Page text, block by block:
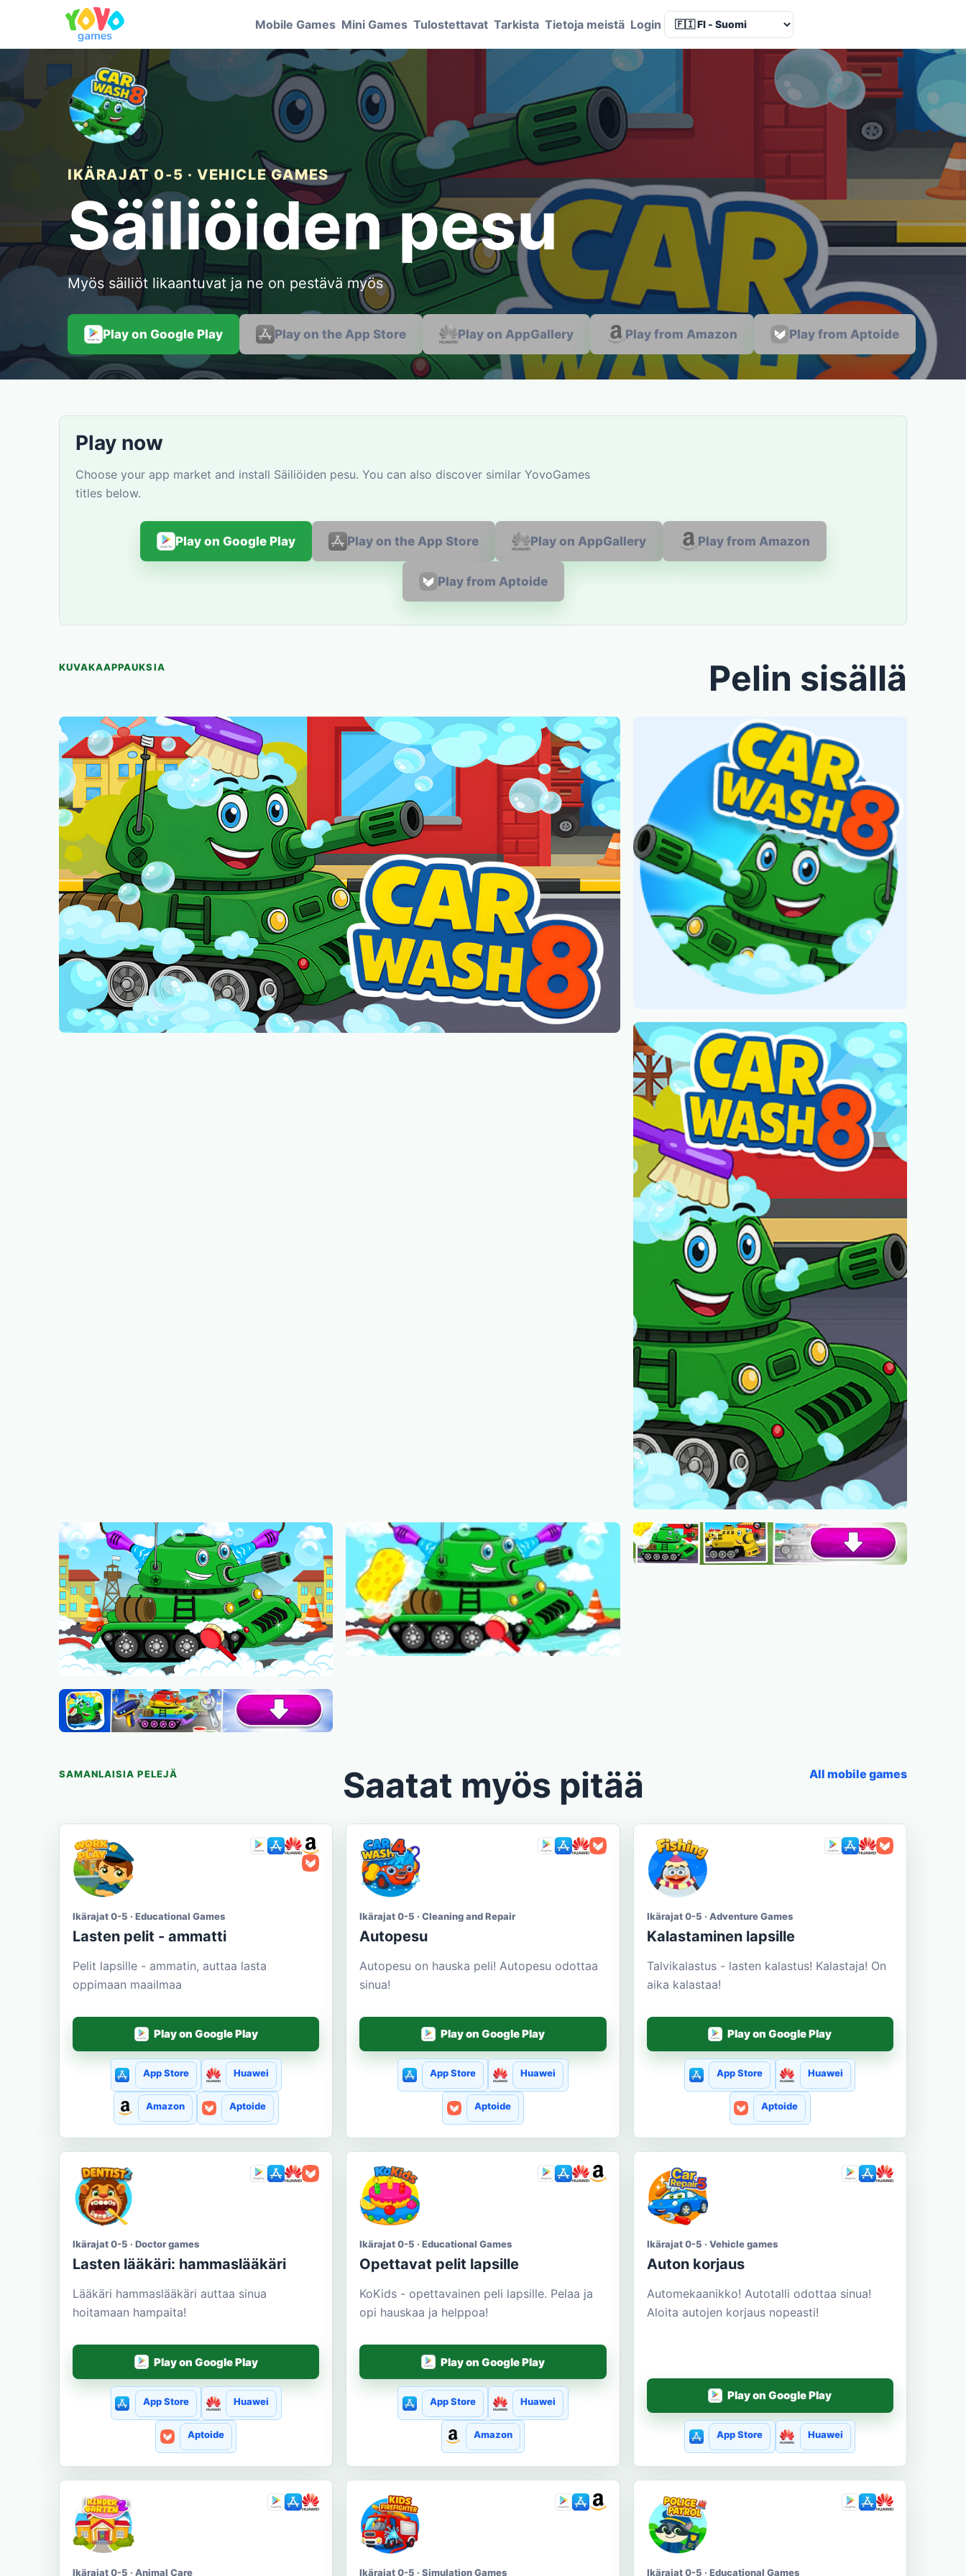
Mobile Games Mini Games Tulostettavat Tarkista Tietoja meistä Login Language
IKÄRAJAT 0-5 · VEHICLE GAMES
Säiliöiden pesu
Myös säiliöt likaantuvat ja ne on pestävä myös
Play on Google Play Play on the App Store Play on AppGallery Play from Amazon Play from Aptoide
Play now
Choose your app market and install Säiliöiden pesu. You can also discover similar YovoGames
titles below.
Play on Google Play Play on the App Store Play on AppGallery Play from Amazon
Play from Aptoide
KUVAKAAPPAUKSIA Pelin sisällä
SAMANLAISIA PELEJÄ Saatat myös pitää All mobile games
Ikärajat 0-5 · Educational Games
Lasten pelit - ammatti
Pelit lapsille - ammatin, auttaa lasta
oppimaan maailmaa
Play on Google Play
App Store Huawei
Amazon Aptoide
Ikärajat 0-5 · Cleaning and Repair
Autopesu
Autopesu on hauska peli! Autopesu odottaa
sinua!
Play on Google Play
App Store Huawei
Aptoide
Ikärajat 0-5 · Adventure Games
Kalastaminen lapsille
Talvikalastus - lasten kalastus! Kalastaja! On
aika kalastaa!
Play on Google Play
App Store Huawei
Aptoide
Ikärajat 0-5 · Doctor games
Lasten lääkäri: hammaslääkäri
Lääkäri hammaslääkäri auttaa sinua
hoitamaan hampaita!
Play on Google Play
App Store Huawei
Aptoide
Ikärajat 0-5 · Educational Games
Opettavat pelit lapsille
KoKids - opettavainen peli lapsille. Pelaa ja
opi hauskaa ja helppoa!
Play on Google Play
App Store Huawei
Amazon
Ikärajat 0-5 · Vehicle games
Auton korjaus
Automekaanikko! Autotalli odottaa sinua!
Aloita autojen korjaus nopeasti!
Play on Google Play
App Store Huawei
Ikärajat 0-5 · Animal Care Ikärajat 0-5 · Simulation Games Ikärajat 0-5 · Educational Games